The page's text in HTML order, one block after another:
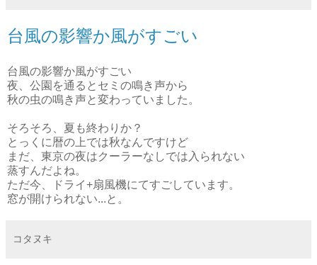
台風の影響か風がすごい
台風の影響か風がすごい
夜、公園を通るとセミの鳴き声から
秋の虫の鳴き声と変わっていました。
そろそろ、夏も終わりか？
とっくに暦の上では秋なんですけど
まだ、東京の夜はクーラーなしでは入られない
蒸すんだよね。
ただ今、ドライ+扇風機にてすごしています。
窓が開けられない...と。
コタヌキ